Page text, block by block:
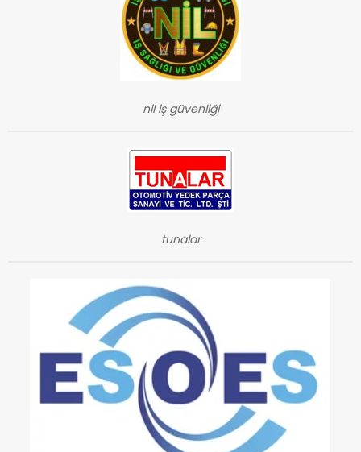
nil iş güvenliği
tunalar